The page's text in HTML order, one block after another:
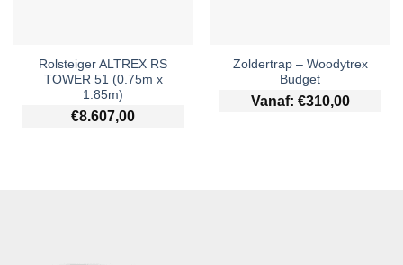
Rolsteiger ALTREX RS
TOWER 51 (0.75m x
1.85m)
€8.607,00
Zoldertrap – Woodytrex
Budget
Vanaf: €310,00